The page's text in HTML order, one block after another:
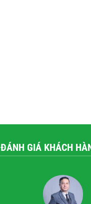
ĐÁNH GIÁ KHÁCH